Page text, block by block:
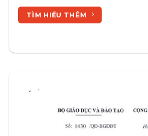
TÌM HIỂU THÊM